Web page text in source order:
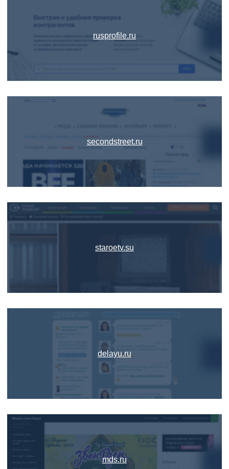
rusprofile.ru
secondstreet.ru
staroetv.su
delayu.ru
mds.ru